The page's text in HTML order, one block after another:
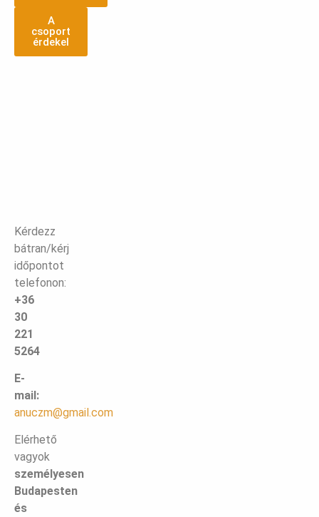
A
csoport
érdekel
Kérdezz
bátran/kérj
időpontot
telefonon:
+36
30
221
5264
E-
mail:
anuczm@gmail.com
Elérhető
vagyok
személyesen
Budapesten
és